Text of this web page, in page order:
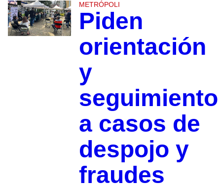
METRÓPOLI
Piden
orientación
y
seguimiento
a casos de
despojo y
fraudes